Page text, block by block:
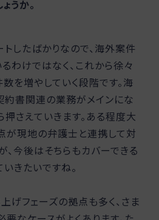
うか。
したばかりなので、海外案件
わけではなく、これから徐々
を増やしていく段階です。海
書関連の業務がメインにな
押さえていきます。ある程度大
が現地の弁護士と連携して対
、今後はそちらもカバーできる
きたいですね。
げフェーズの拠点も多く、さま